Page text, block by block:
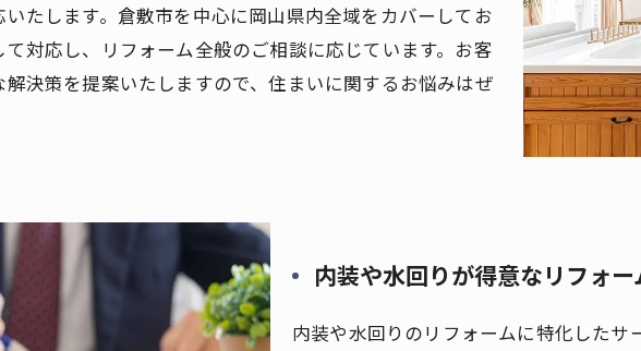
たします。倉敷市を中心に岡山県内全域をカバーしてお
対応し、リフォーム全般のご相談に応じています。お客
決策を提案いたしますので、住まいに関するお悩みはぜ
内装や水回りが得意なリフォ
内装や水回りのリフォームに特化した